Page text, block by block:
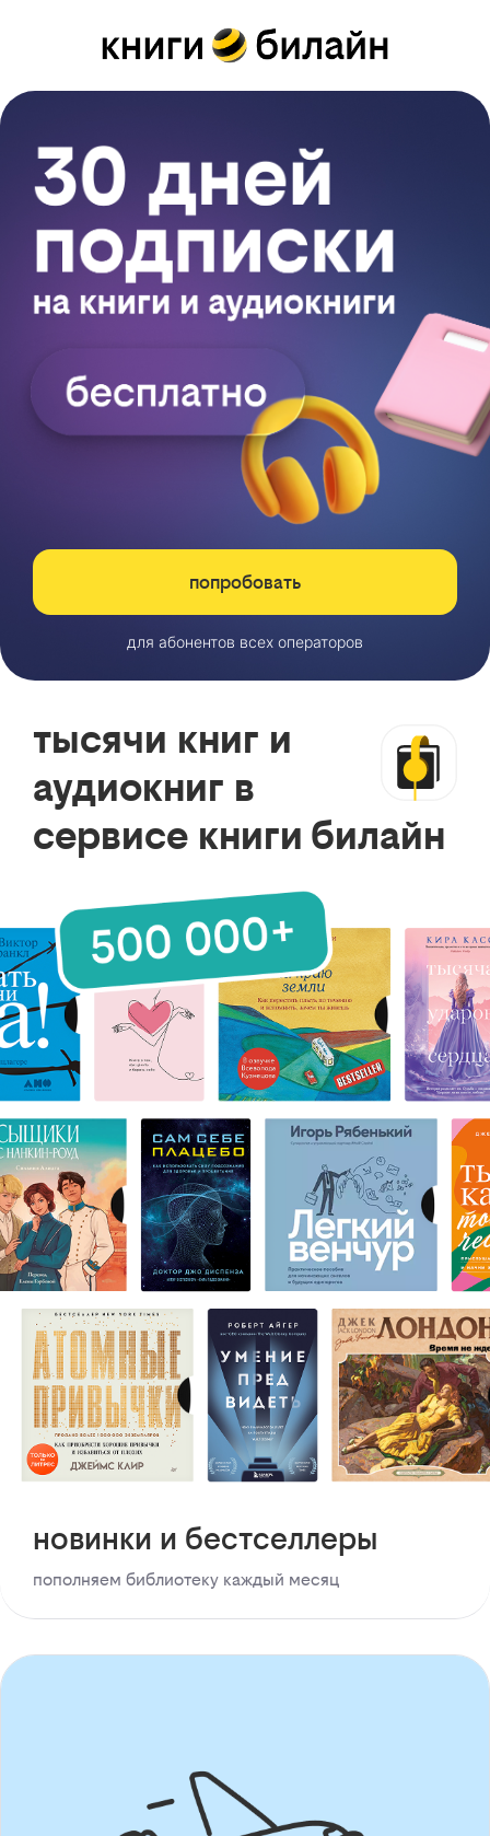
попробовать
для абонентов всех операторов
тысячи книг и
аудиокниг в
сервисе книги билайн
новинки и бестселлеры
пополняем библиотеку каждый месяц